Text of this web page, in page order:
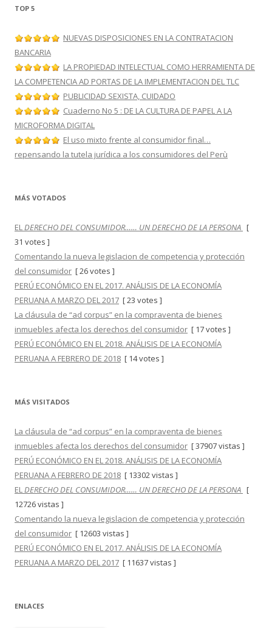
r
s
TOP 5
NUEVAS DISPOSICIONES EN LA CONTRATACION
BANCARIA
LA PROPIEDAD INTELECTUAL COMO HERRAMIENTA DE
LA COMPETENCIA AD PORTAS DE LA IMPLEMENTACION DEL TLC
PUBLICIDAD SEXISTA, CUIDADO
Cuaderno No 5 : DE LA CULTURA DE PAPEL A LA
MICROFORMA DIGITAL
El uso mixto frente al consumidor final…
repensando la tutela jurídica a los consumidores del Perù
MÁS VOTADOS
ELDERECHO DEL CONSUMIDOR…… UN DERECHO DE LA PERSONA [
31 votes ]
Comentando la nueva legislacion de competencia y protección
del consumidor [ 26 votes ]
PERÚ ECONÓMICO EN EL 2017. ANÁLISIS DE LA ECONOMÍA
PERUANA A MARZO DEL 2017 [ 23 votes ]
La cláusula de “ad corpus” en la compraventa de bienes
inmuebles afecta los derechos del consumidor [ 17 votes ]
PERÚ ECONÓMICO EN EL 2018. ANÁLISIS DE LA ECONOMÍA
PERUANA A FEBRERO DE 2018 [ 14 votes ]
MÁS VISITADOS
La cláusula de “ad corpus” en la compraventa de bienes
inmuebles afecta los derechos del consumidor [ 37907 vistas ]
PERÚ ECONÓMICO EN EL 2018. ANÁLISIS DE LA ECONOMÍA
PERUANA A FEBRERO DE 2018 [ 13302 vistas ]
ELDERECHO DEL CONSUMIDOR…… UN DERECHO DE LA PERSONA [
12726 vistas ]
Comentando la nueva legislacion de competencia y protección
del consumidor [ 12603 vistas ]
PERÚ ECONÓMICO EN EL 2017. ANÁLISIS DE LA ECONOMÍA
PERUANA A MARZO DEL 2017 [ 11637 vistas ]
ENLACES